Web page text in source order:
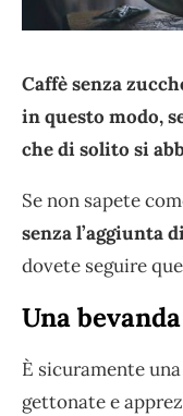
Caffè senza
in questo modo,
che di solito si
Se non sapete
senza l’aggiunta
dovete seguire
Una
È sicuramente
gettonate e